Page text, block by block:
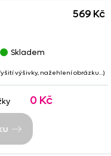
569 Kč
Skladem
výšivky, nažehlení obrázku…)
0 Kč